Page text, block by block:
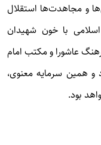
و مجاهدت‌ها استقلال
با خون شهیدان
عاشورا و مکتب امام
و همین سرمایه معنوی،
بود.